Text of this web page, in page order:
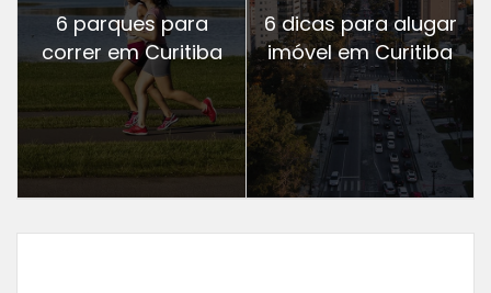
6 parques para
correr em Curitiba
6 dicas para alugar
imóvel em Curitiba